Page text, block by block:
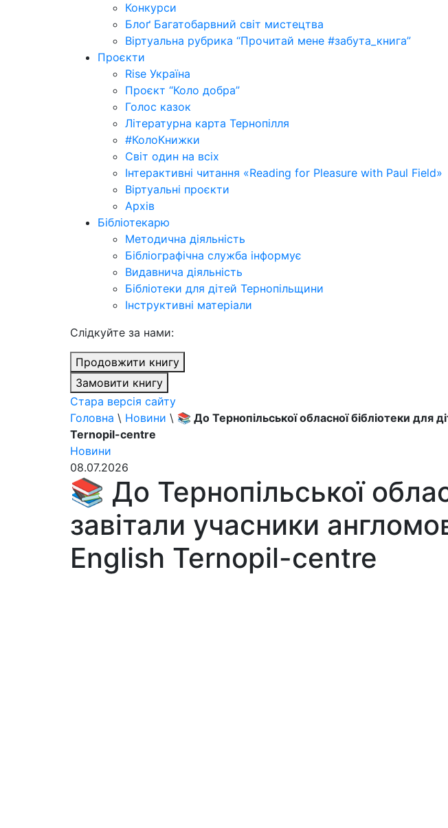
Конкурси
Блоґ Багатобарвний світ мистецтва
Віртуальна рубрика “Прочитай мене #забута_книга”
Проєкти
Rise Україна
Проєкт “Коло добра”
Голос казок
Літературна карта Тернопілля
#КолоКнижки
Світ один на всіх
Інтерактивні читання «Reading for Pleasure with Paul Field»
Віртуальні проєкти
Архів
Бібліотекарю
Методична діяльність
Бібліографічна служба інформує
Видавнича діяльність
Бібліотеки для дітей Тернопільщини
Інструктивні матеріали
Cлідкуйте за нами:
Продовжити книгу
Замовити книгу
Стара версія сайту
Головна \ Новини \ 📚 До Тернопільської обласної бібліотеки для
Ternopil-centre
Новини
08.07.2026
📚 До Тернопільської
завітали учасники
English Ternopil-centre